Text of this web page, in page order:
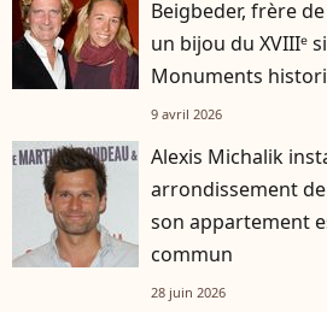
Beigbeder, frère
un bijou du XVIIIᵉ
Monuments
9 avril 2026
Alexis Michalik
arrondissement
son appartement
commun
28 juin 2026